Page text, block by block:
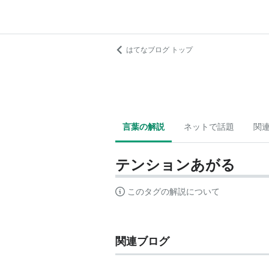
はてなブログ トップ
言葉の解説 ネットで話題 関
テンションあがる
このタグの解説について
関連ブログ